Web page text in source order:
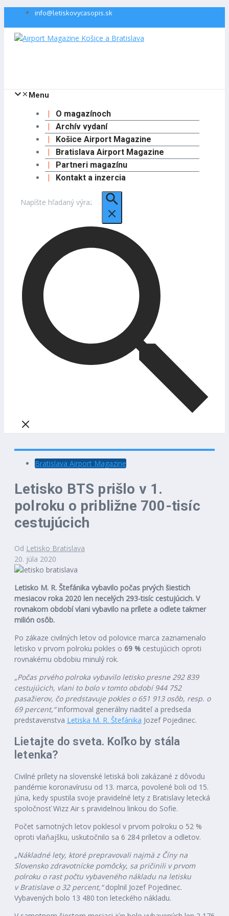
Preskočiť
obsah
info@letiskovycasopis.sk
Menu
O magazínoch
Archív vydaní
Košice Airport Magazine
Bratislava Airport Magazine
Partneri magazínu
Kontakt a inzercia
Bratislava Airport Magazine
Letisko BTS prišlo v 1.
polroku o približne 700-tisíc
cestujúcich
Od Letisko Bratislava
20. júla 2020
Letisko M. R. Štefánika vybavilo počas prvých šiestich
mesiacov roka 2020 len necelých 293-tisíc cestujúcich. V
rovnakom období vlani vybavilo na prílete a odlete takmer
milión osôb.
Po zákaze civilných letov od polovice marca zaznamenalo
letisko v prvom polroku pokles o 69 % cestujúcich oproti
rovnakému obdobiu minulý rok.
„Počas prvého polroka vybavilo letisko presne 292 839
cestujúcich, vlani to bolo v tomto období 944 752
pasažierov, čo predstavuje pokles o 651 913 osôb, resp. o
69 percent,“informoval generálny riaditeľ a predseda
predstavenstva Letiska M. R. Štefánika Jozef Pojedinec.
Lietajte do sveta. Koľko by stála
letenka?
Civilné prílety na slovenské letiská boli zakázané z dôvodu
pandémie koronavírusu od 13. marca, povolené boli od 15.
júna, kedy spustila svoje pravidelné lety z Bratislavy letecká
spoločnosť Wizz Air s pravidelnou linkou do Sofie.
Počet samotných letov poklesol v prvom polroku o 52 %
oproti vlaňajšku, uskutočnilo sa 6 284 príletov a odletov.
„Nákladné lety, ktoré prepravovali najmä z Číny na
Slovensko zdravotnícke pomôcky, sa pričinili v prvom
polroku o rast počtu vybaveného nákladu na letisku
v Bratislave o 32 percent,“doplnil Jozef Pojedinec.
Vybavených bolo 13 480 ton leteckého nákladu.